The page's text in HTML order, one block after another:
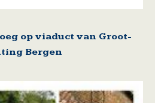
op viaduct van Groot-
Bergen